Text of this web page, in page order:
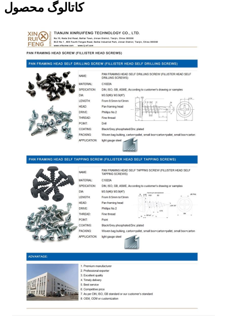
کاتالوگ محصول